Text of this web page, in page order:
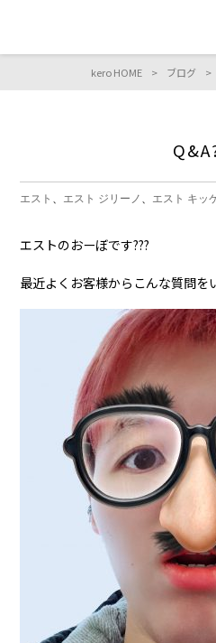
kero HOME > ブログ >
エスト エスト ジリーノ エスト キッ
エストのおーぼです???
最近よくお客様からこんな質問を